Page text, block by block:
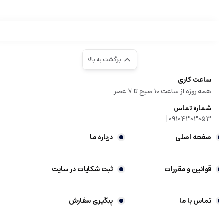
برگشت به بالا
ساعت کاری
همه روزه از ساعت 10 صبح تا 7 عصر
شماره تماس
09104303053
|
صفحه اصلی درباره ما
قوانین و مقررات ثبت شکایات در سایت
تماس با ما پیگیری سفارش